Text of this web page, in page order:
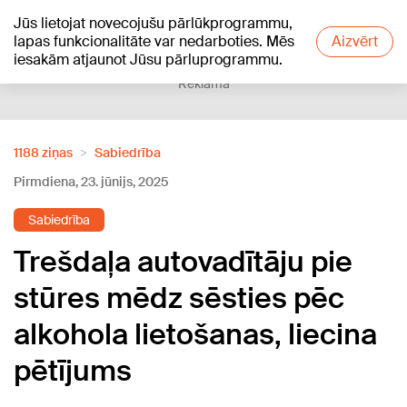
Jūs lietojat novecojušu pārlūkprogrammu,
lapas funkcionalitāte var nedarboties. Mēs
iesakām atjaunot Jūsu pārluprogrammu.
Aizvērt
+23°C
Reklāma
1188 ziņas
Sabiedrība
Pirmdiena, 23. jūnijs, 2025
Sabiedrība
Trešdaļa autovadītāju pie
stūres mēdz sēsties pēc
alkohola lietošanas, liecina
pētījums